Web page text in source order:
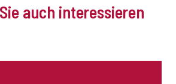
auch interessieren